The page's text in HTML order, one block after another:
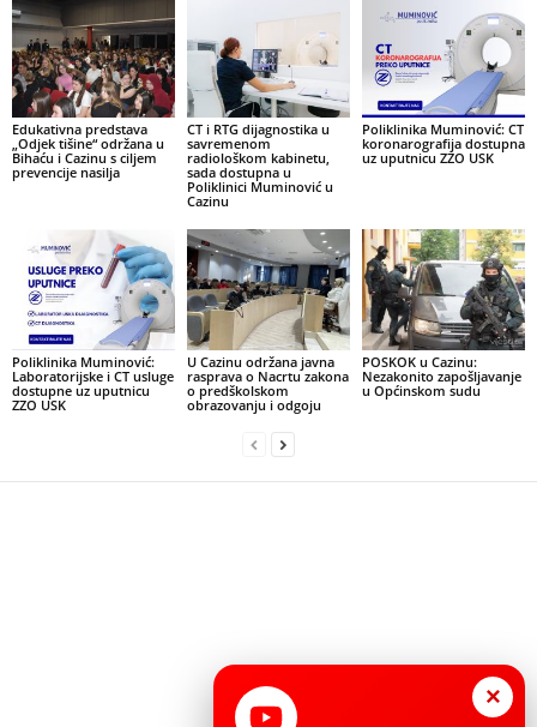
Edukativna predstava
„Odjek tišine“ održana u
Bihaću i Cazinu s ciljem
prevencije nasilja
CT i RTG dijagnostika u
savremenom
radiološkom kabinetu,
sada dostupna u
Poliklinici Muminović u
Cazinu
Poliklinika Muminović: CT
koronarografija dostupna
uz uputnicu ZZO USK
Poliklinika Muminović:
Laboratorijske i CT usluge
dostupne uz uputnicu
ZZO USK
U Cazinu održana javna
rasprava o Nacrtu zakona
o predškolskom
obrazovanju i odgoju
POSKOK u Cazinu:
Nezakonito zapošljavanje
u Općinskom sudu
×